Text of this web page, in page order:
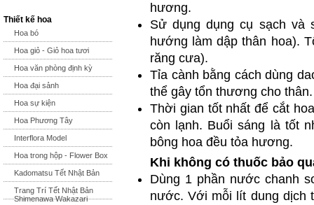
Thiết kế hoa
Hoa bó
Hoa giỏ - Giỏ hoa tươi
Hoa văn phòng định kỳ
Hoa đại sảnh
Hoa sự kiện
Hoa Phương Tây
Interflora Model
Hoa trong hộp - Flower Box
Kadomatsu Tết Nhật Bản
Trang Trí Tết Nhật Bản
Shimenawa Wakazari
hương.
Sử dụng dụng cụ sạch và
hướng làm dập thân hoa).
răng cưa).
Tỉa cành bằng cách dùng
thể gây tổn thương cho thân.
Thời gian tốt nhất để cắt
còn lạnh. Buổi sáng là tốt
bông hoa đều tỏa hương.
Khi không có thuốc bảo
Dùng 1 phần nước chanh
nước. Với mỗi lít dung dịch